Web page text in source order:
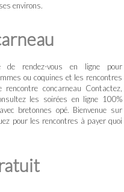
environs.
de rendez-vous en ligne pour
ou coquines et les rencontres
concarneau Contactez,
les soirées en ligne 100%
bretonnes opé. Bienvenue sur
pour les rencontres à payer quoi